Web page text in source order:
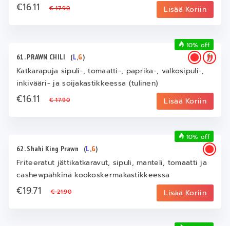
€16.11€ 17.90 Lisää Koriin
61. PRAWN CHILI (L,G)
Katkarapuja sipuli-, tomaatti-, paprika-, valkosipuli-,
inkivääri- ja soijakastikkeessa (tulinen)
€16.11€ 17.90 Lisää Koriin
10% off
62. Shahi King Prawn (L,G)
Friteeratut jättikatkaravut, sipuli, manteli, tomaatti ja
cashewpähkinä kookoskermakastikkeessa
€19.71€ 21.90 Lisää Koriin
10% off